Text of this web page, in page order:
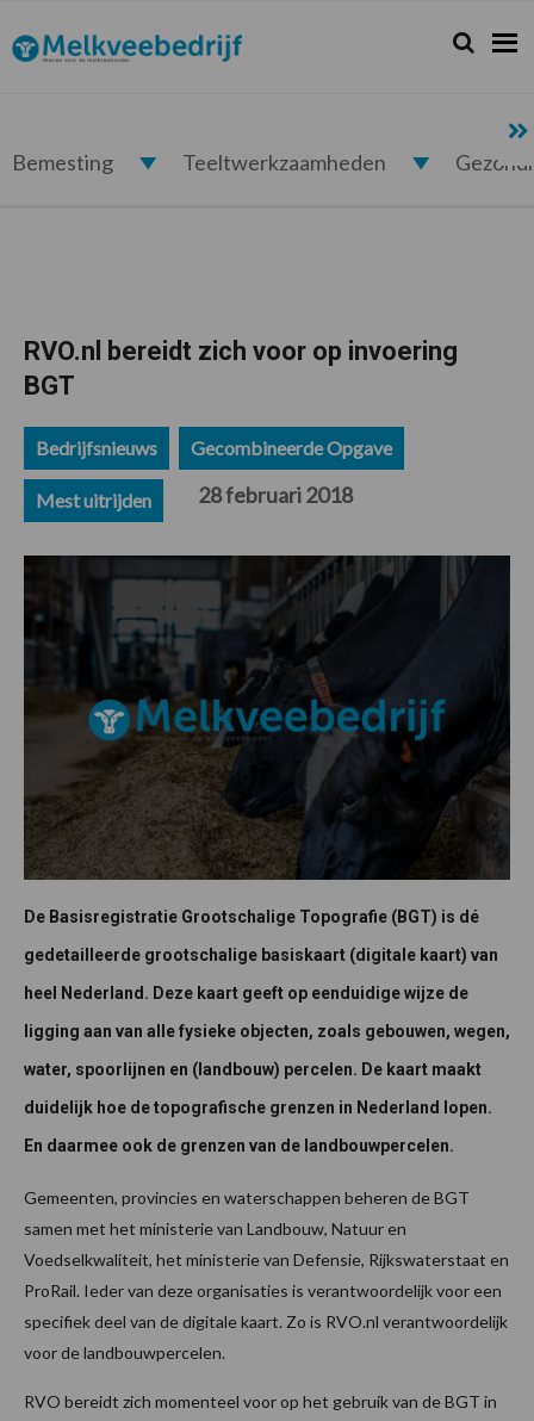
de
hoofdnavigatie
de
hoofd
de
eerste
de
voettekst
Melkveebedrijf.nl Zoeken...
Zoek
Bemesting Teeltwerkzaamheden
RVO.nl bereidt zich voor op invoering
BGT
Bedrijfsnieuws Gecombineerde Opgave
Mest uitrijden 28 februari 2018
De Basisregistratie Grootschalige Topografie (BGT) is dé
gedetailleerde grootschalige basiskaart (digitale kaart) van
heel Nederland. Deze kaart geeft op eenduidige wijze de
ligging aan van alle fysieke objecten, zoals gebouwen, wegen,
water, spoorlijnen en (landbouw) percelen. De kaart maakt
duidelijk hoe de topografische grenzen in Nederland lopen.
En daarmee ook de grenzen van de landbouwpercelen.
Gemeenten, provincies en waterschappen beheren de BGT
samen met het ministerie van Landbouw, Natuur en
Voedselkwaliteit, het ministerie van Defensie, Rijkswaterstaat en
ProRail. Ieder van deze organisaties is verantwoordelijk voor een
specifiek deel van de digitale kaart. Zo is RVO.nl verantwoordelijk
voor de landbouwpercelen.
RVO bereidt zich momenteel voor op het gebruik van de BGT in